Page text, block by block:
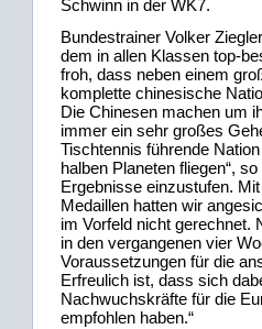
Schwinn in der WK7.
Bundestrainer Volker
dem in allen Klassen top-
froh, dass neben einem
komplette chinesische
Die Chinesen machen um
immer ein sehr großes
Tischtennis führende
halben Planeten fliegen“,
Ergebnisse einzustufen.
Medaillen hatten wir
im Vorfeld nicht gerechnet.
in den vergangenen vier
Voraussetzungen für die
Erfreulich ist, dass sich
Nachwuchskräfte für die
empfohlen haben.“